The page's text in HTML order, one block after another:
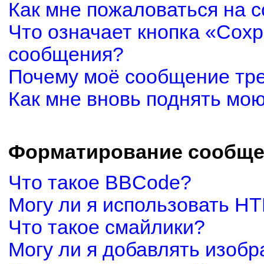
Как мне пожаловаться на
Что означает кнопка
сообщения?
Почему моё сообщение
Как мне вновь поднять
Форматирование
Что такое BBCode?
Могу ли я использовать
Что такое смайлики?
Могу ли я добавлять